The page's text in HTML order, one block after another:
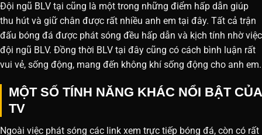
Đội ngũ BLV tại cũng là một trong những điểm hấp dẫn giúp
thu hút và giữ chân được rất nhiều anh em tại đây. Tất cả trận
đấu bóng đá được phát sóng đều hấp dẫn và kịch tính nhờ việc
đội ngũ BLV. Đồng thời BLV tại đây cũng có cách bình luận rất
vui vẻ, sống động, mang đến không khí sống động cho anh em.
MỘT SỐ TÍNH NĂNG KHÁC NỔI BẬT CỦA
TV
Ngoài việc phát sóng các link xem trực tiếp bóng đá, còn có rất